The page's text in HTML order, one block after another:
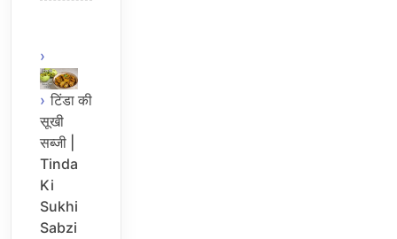
टिंडा की
सूखी
सब्जी |
Tinda
Ki
Sukhi
Sabzi